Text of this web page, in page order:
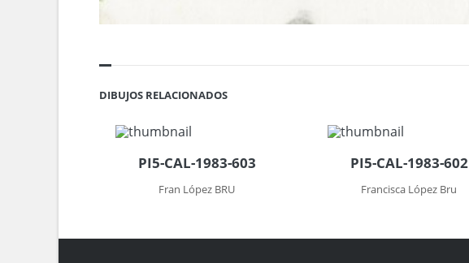
DIBUJOS RELACIONADOS
PI5-CAL-1983-603
Fran López BRU
PI5-CAL-1983-602
Francisca López Bru